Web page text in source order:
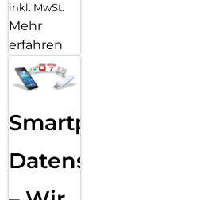
inkl. MwSt.
Mehr
erfahren
Smartphone
Datensicherung